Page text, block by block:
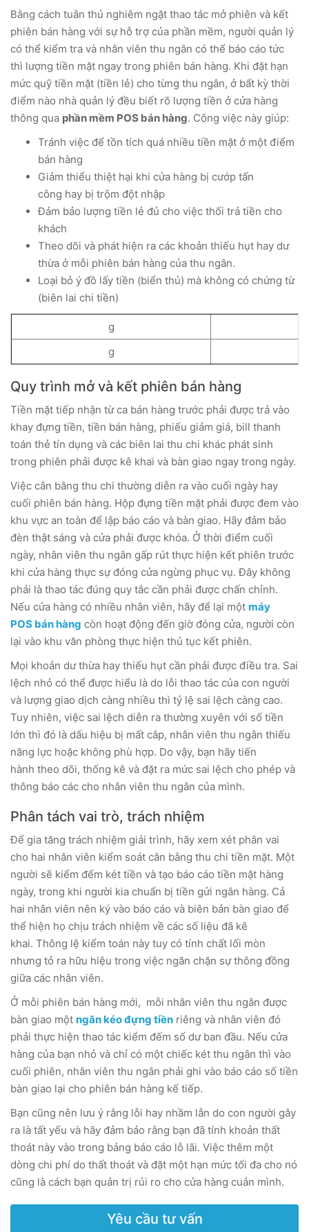
Bằng cách tuân thủ nghiêm ngặt thao tác mở phiên và kết
phiên bán hàng với sự hỗ trợ của phần mềm, người quản lý
có thể kiểm tra và nhân viên thu ngân có thể báo cáo tức
thì lượng tiền mặt ngay trong phiên bán hàng. Khi đặt hạn
mức quỹ tiền mặt (tiền lẻ) cho từng thu ngân, ở bất kỳ thời
điểm nào nhà quản lý đều biết rõ lượng tiền ở cửa hàng
thông qua phần mềm POS bán hàng. Công việc này giúp:
Tránh việc để tồn tích quá nhiều tiền mặt ở một điểm
bán hàng
Giảm thiểu thiệt hại khi cửa hàng bị cướp tấn
công hay bị trộm đột nhập
Đảm bảo lượng tiền lẻ đủ cho việc thối trả tiền cho
khách
Theo dõi và phát hiện ra các khoản thiếu hụt hay dư
thừa ở mỗi phiên bán hàng của thu ngân.
Loại bỏ ý đồ lấy tiền (biển thủ) mà không có chứng từ
(biên lai chi tiền)
g
g
Quy trình mở và kết phiên bán hàng
Tiền mặt tiếp nhận từ ca bán hàng trước phải được trả vào
khay đựng tiền, tiền bán hàng, phiếu giảm giá, bill thanh
toán thẻ tín dụng và các biên lai thu chi khác phát sinh
trong phiên phải được kê khai và bàn giao ngay trong ngày.
Việc cân bằng thu chi thường diễn ra vào cuối ngày hay
cuối phiên bán hàng. Hộp đựng tiền mặt phải được đem vào
khu vực an toàn để lập báo cáo và bàn giao. Hãy đảm bảo
đèn thật sáng và cửa phải được khóa. Ở thời điểm cuối
ngày, nhân viên thu ngân gấp rút thực hiện kết phiên trước
khi cửa hàng thực sự đóng cửa ngừng phục vụ. Đây không
phải là thao tác đúng quy tắc cần phải được chấn chỉnh.
Nếu cửa hàng có nhiều nhân viên, hãy để lại một máy
POS bán hàng còn hoạt động đến giờ đóng cửa, người còn
lại vào khu văn phòng thực hiện thủ tục kết phiên.
Mọi khoản dư thừa hay thiếu hụt cần phải được điều tra. Sai
lệch nhỏ có thể được hiểu là do lỗi thao tác của con người
và lượng giao dịch càng nhiều thì tỷ lệ sai lệch càng cao.
Tuy nhiên, việc sai lệch diễn ra thường xuyên với số tiền
lớn thì đó là dấu hiệu bị mất cắp, nhân viên thu ngân thiếu
năng lực hoặc không phù hợp. Do vậy, bạn hãy tiến
hành theo dõi, thống kê và đặt ra mức sai lệch cho phép và
thông báo các cho nhân viên thu ngân của mình.
Phân tách vai trò, trách nhiệm
Để gia tăng trách nhiệm giải trình, hãy xem xét phân vai
cho hai nhân viên kiểm soát cân bằng thu chi tiền mặt. Một
người sẽ kiểm đếm két tiền và tạo báo cáo tiền mặt hàng
ngày, trong khi người kia chuẩn bị tiền gửi ngân hàng. Cả
hai nhân viên nên ký vào báo cáo và biên bản bàn giao để
thể hiện họ chịu trách nhiệm về các số liệu đã kê
khai. Thông lệ kiểm toán này tuy có tính chất lối mòn
nhưng tỏ ra hữu hiệu trong việc ngăn chặn sự thông đồng
giữa các nhân viên.
Ở mỗi phiên bán hàng mới, mỗi nhân viên thu ngân được
bàn giao một ngăn kéo đựng tiền riêng và nhân viên đó
phải thực hiện thao tác kiểm đếm số dư ban đầu. Nếu cửa
hàng của bạn nhỏ và chỉ có một chiếc két thu ngân thì vào
cuối phiên, nhân viên thu ngân phải ghi vào báo cáo số tiền
bàn giao lại cho phiên bán hàng kế tiếp.
Bạn cũng nên lưu ý rằng lỗi hay nhầm lẫn do con người gây
ra là tất yếu và hãy đảm bảo rằng bạn đã tính khoản thất
thoát này vào trong bảng báo cáo lỗ lãi. Việc thêm một
dòng chi phí do thất thoát và đặt một hạn mức tối đa cho nó
cũng là cách bạn quản trị rủi ro cho cửa hàng cuản mình.
Yêu cầu tư vấn